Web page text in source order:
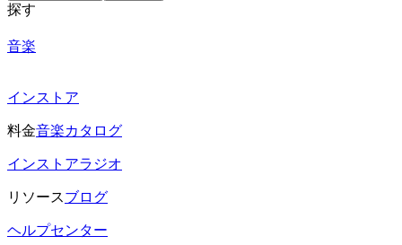
探す
音楽
インストア
料金音楽カタログ
インストアラジオ
リソースブログ
ヘルプセンター